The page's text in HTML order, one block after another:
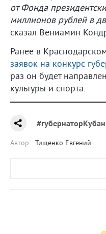
от Фонда
миллионов рублей в
сказал Вениамин
Ранее в
заявок на конкурс
раз он будет
культуры и спорта.
Автор: Тищенко Евгений